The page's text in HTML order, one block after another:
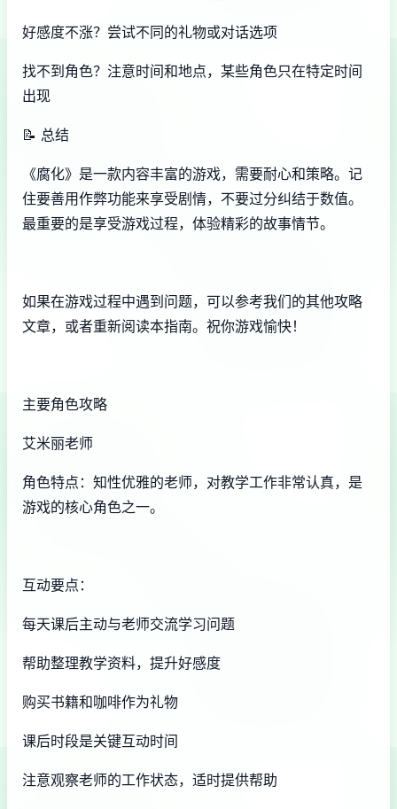
好感度不涨？尝试不同的礼物或对话选项
找不到角色？注意时间和地点，某些角色只在特定时间
出现
📝 总结
《腐化》是一款内容丰富的游戏，需要耐心和策略。记
住要善用作弊功能来享受剧情，不要过分纠结于数值。
最重要的是享受游戏过程，体验精彩的故事情节。
如果在游戏过程中遇到问题，可以参考我们的其他攻略
文章，或者重新阅读本指南。祝你游戏愉快！
主要角色攻略
艾米丽老师
角色特点：知性优雅的老师，对教学工作非常认真，是
游戏的核心角色之一。
互动要点：
每天课后主动与老师交流学习问题
帮助整理教学资料，提升好感度
购买书籍和咖啡作为礼物
课后时段是关键互动时间
注意观察老师的工作状态，适时提供帮助